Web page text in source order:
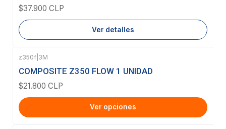
$37.900 CLP
Ver detalles
z350f 3M
COMPOSITE Z350 FLOW 1 UNIDAD
$21.800 CLP
Ver opciones